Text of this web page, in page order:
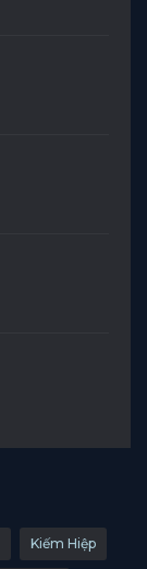
Kiếm Hiệp